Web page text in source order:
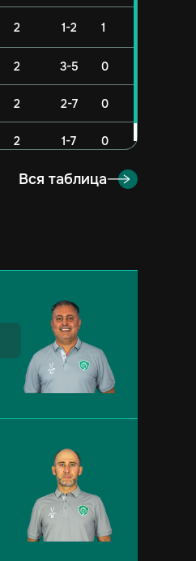
2 1-2 1
2 3-5 0
2 2-7 0
2 1-7 0
Вся таблица